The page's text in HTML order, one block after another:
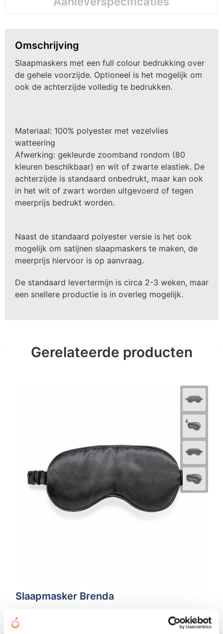
Omschrijving
Slaapmaskers met een full colour bedrukking over
de gehele voorzijde. Optioneel is het mogelijk om
ook de achterzijde volledig te bedrukken.
Materiaal: 100% polyester met vezelvlies
watteering
Afwerking: gekleurde zoomband rondom (80
kleuren beschikbaar) en wit of zwarte elastiek. De
achterzijde is standaard onbedrukt, maar kan ook
in het wit of zwart worden uitgevoerd of tegen
meerprijs bedrukt worden.
Naast de standaard polyester versie is het ook
mogelijk om satijnen slaapmaskers te maken, de
meerprijs hiervoor is op aanvraag.
De standaard levertermijn is circa 2-3 weken, maar
een snellere productie is in overleg mogelijk.
Gerelateerde producten
Slaapmasker Brenda